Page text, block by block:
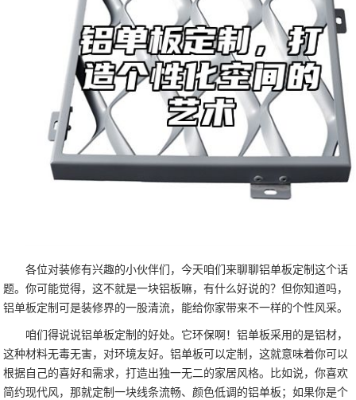
各位对装修有兴趣的小伙伴们，今天咱们来聊聊铝单板定制这个话
题。你可能觉得，这不就是一块铝板嘛，有什么好说的？但你知道吗，
铝单板定制可是装修界的一股清流，能给你家带来不一样的个性风采。
咱们得说说铝单板定制的好处。它环保啊！铝单板采用的是铝材，
这种材料无毒无害，对环境友好。铝单板可以定制，这就意味着你可以
根据自己的喜好和需求，打造出独一无二的家居风格。比如说，你喜欢
简约现代风，那就定制一块线条流畅、颜色低调的铝单板；如果你是个